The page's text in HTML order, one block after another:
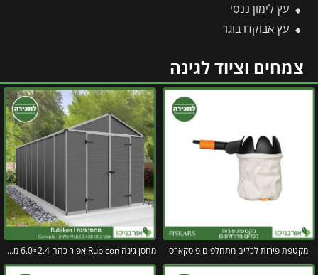
עץ לימון ננסי
עץ אבוקדו בוגר
צמחים וציוד לגינה
מקטפת פירות לכלים מתחלפים פיסקארס מחסן גינה Rubicon אפור כהה 2.4×6.0 מבית פלרם קנופיה